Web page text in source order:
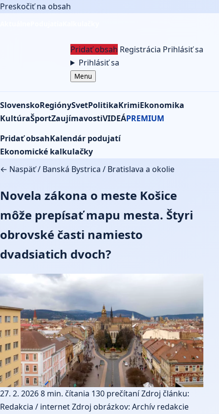
Preskočiť na obsah
Pridať obsah Registrácia Prihlásiť sa
Prihlásiť sa
Menu
SlovenskoRegiónySvetPolitikaKrimiEkonomika
KultúraŠportZaujímavostiVIDEÁPREMIUM
Pridať obsahKalendár podujatí
Ekonomické kalkulačky
← Naspäť/ Banská Bystrica / Bratislava a okolie
Novela zákona o meste Košice
môže prepísať mapu mesta. Štyri
obrovské časti namiesto
dvadsiatich dvoch?
27. 2. 20268 min. čítania 130 prečítaníZdroj článku:
Redakcia / internetZdroj obrázkov: Archív redakcie